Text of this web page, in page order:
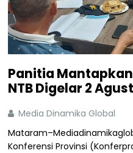
Panitia
NTB Digelar 2
Media Dinamika Global
Konferensi Provinsi